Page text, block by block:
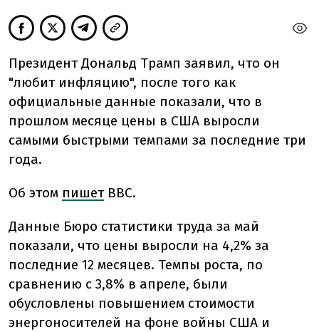
Президент Дональд Трамп заявил, что он
"любит инфляцию", после того как
официальные данные показали, что в
прошлом месяце цены в США выросли
самыми быстрыми темпами за последние три
года.
Об этом пишет BBC.
Данные Бюро статистики труда за май
показали, что цены выросли на 4,2% за
последние 12 месяцев. Темпы роста, по
сравнению с 3,8% в апреле, были
обусловлены повышением стоимости
энергоносителей на фоне войны США и